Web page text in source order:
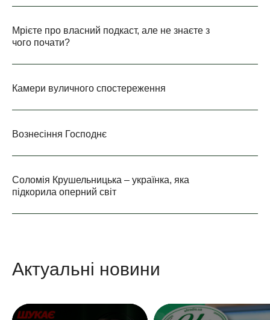
Мрієте про власний подкаст, але не знаєте з
чого почати?
Камери вуличного спостереження
Вознесіння Господнє
Соломія Крушельницька – українка, яка
підкорила оперний світ
Актуальні новини